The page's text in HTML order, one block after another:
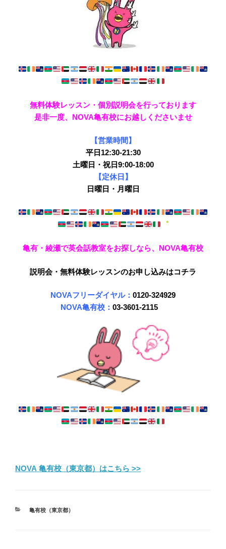
無料体験レッスン・個別説明会を行っております
是非一度、NOVA亀有校にお越しくださいませ
【営業時間】
平日12:30-21:30
土曜日・祝日9:00-18:00
【定休日】
日曜日・月曜日
゜
亀有・綾瀬で英会話教室をお探しなら、NOVA亀有校
説明会・無料体験レッスンのお申し込みはコチラ
NOVAフリーダイヤル： 0120-324929
NOVA亀有校： 03-3601-2115
NOVA 亀有校（東京都）はこちら >>
カ
亀有校（東京都）